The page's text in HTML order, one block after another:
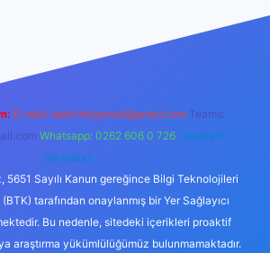
E-mail: backlinkpaneli@gmail.com Teams:
Whatsapp: 0262 606 0 726 Telegram:
@karabul
5651 Sayılı Kanun gereğince Bilgi Teknolojileri
tarafından onaylanmış bir Yer Sağlayıcı
Bu nedenle, sitedeki içerikleri proaktif
araştırma yükümlülüğümüz bulunmamaktadır.